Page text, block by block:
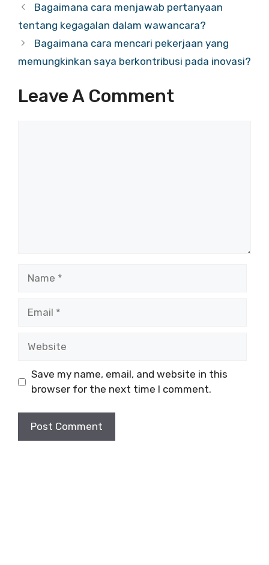
Bagaimana cara menjawab pertanyaan
tentang kegagalan dalam wawancara?
Bagaimana cara mencari pekerjaan yang
memungkinkan saya berkontribusi pada inovasi?
Leave A Comment
Save my name, email, and website in this
browser for the next time I comment.